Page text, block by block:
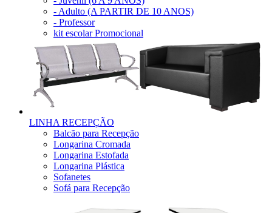
- Adulto (A PARTIR DE 10 ANOS)
- Professor
kit escolar Promocional
LINHA RECEPÇÃO
Balcão para Recepção
Longarina Cromada
Longarina Estofada
Longarina Plástica
Sofanetes
Sofá para Recepção